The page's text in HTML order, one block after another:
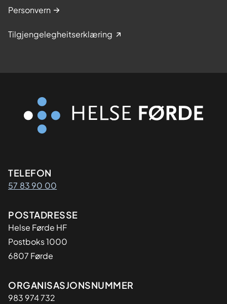
Personvern
Tilgjengelegheitserklæring
Kontaktinformasjon
TELEFON
57 83 90 00
Adresse
POSTADRESSE
Helse Førde HF
Postboks 1000
6807 Førde
Organisasjon
ORGANISASJONSNUMMER
983 974 732